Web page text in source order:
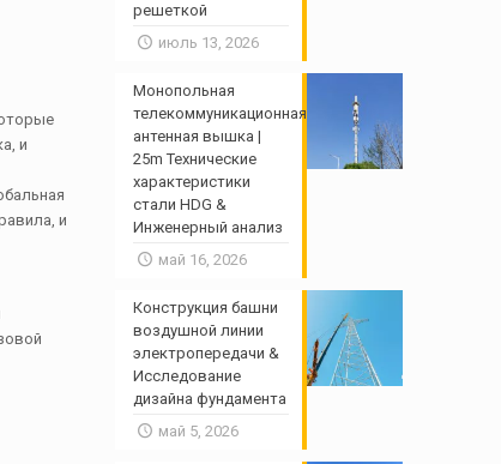
и
и
решеткой
июль 13, 2026
Монопольная
телекоммуникационная
антенная вышка |
25m Технические
характеристики
стали HDG &
Инженерный анализ
май 16, 2026
Конструкция башни
воздушной линии
электропередачи &
Исследование
дизайна фундамента
май 5, 2026